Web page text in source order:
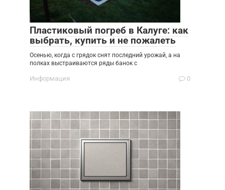
Пластиковый погреб в Калуге: как
выбрать, купить и не пожалеть
Осенью, когда с грядок снят последний урожай, а на
полках выстраиваются ряды банок с
Информация 0